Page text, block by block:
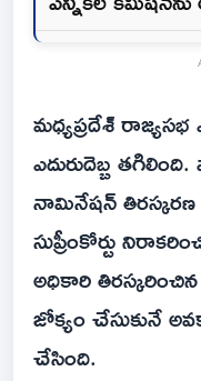
మధ్యప్రదేశ్‌ రాజ్యసభ
ఎదురుదెబ్బ
నామినేషన్‌
సుప్రీంకోర్టు
అధికారి
జోక్యం చేసుకునే
చేసింది.